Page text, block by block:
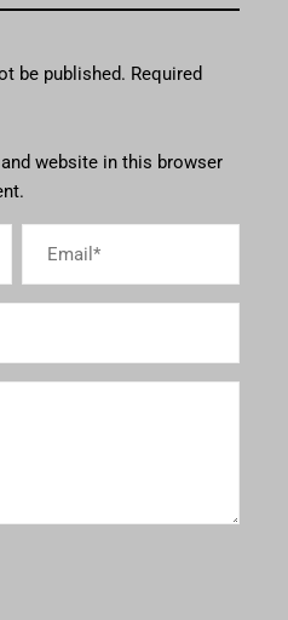
be published. Required
website in this browser